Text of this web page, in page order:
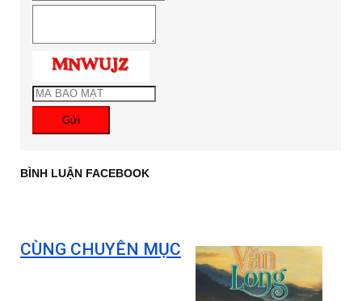
Gửi
BÌNH LUẬN FACEBOOK
CÙNG CHUYÊN MỤC